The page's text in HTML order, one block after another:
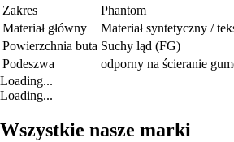
Zakres
Phantom
Materiał główny
Materiał syntetyczny /
Powierzchnia buta Suchy ląd (FG)
Podeszwa
odporny na ścieranie
Loading...
Loading...
Wszystkie nasze marki